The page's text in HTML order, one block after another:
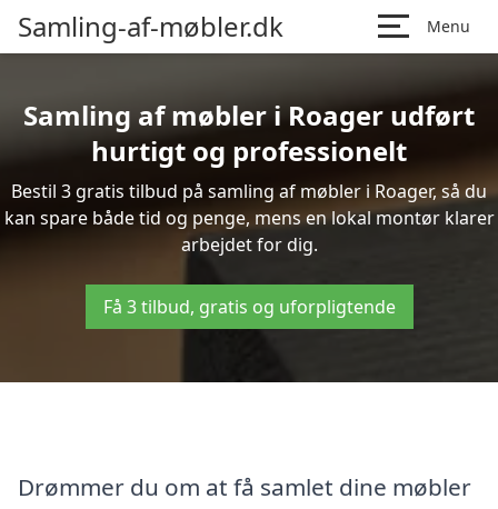
Samling-af-møbler.dk Menu
Samling af møbler i Roager udført
hurtigt og professionelt
Bestil 3 gratis tilbud på samling af møbler i Roager, så du
kan spare både tid og penge, mens en lokal montør klarer
arbejdet for dig.
Få 3 tilbud, gratis og uforpligtende
Drømmer du om at få samlet dine møbler